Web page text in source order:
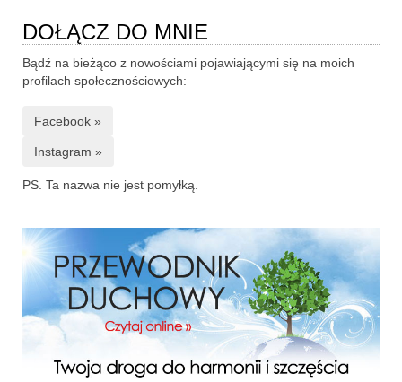
DOŁĄCZ DO MNIE
Bądź na bieżąco z nowościami pojawiającymi się na moich
profilach społecznościowych:
Facebook »
Instagram »
PS. Ta nazwa nie jest pomyłką.